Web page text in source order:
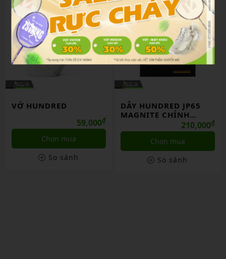
VỚ HUNDRED
59,000₫
Chọn mua
So sánh
DÂY HUNDRED JP65
MAGNITE CHÍNH
210,000₫
Chọn mua
So sánh